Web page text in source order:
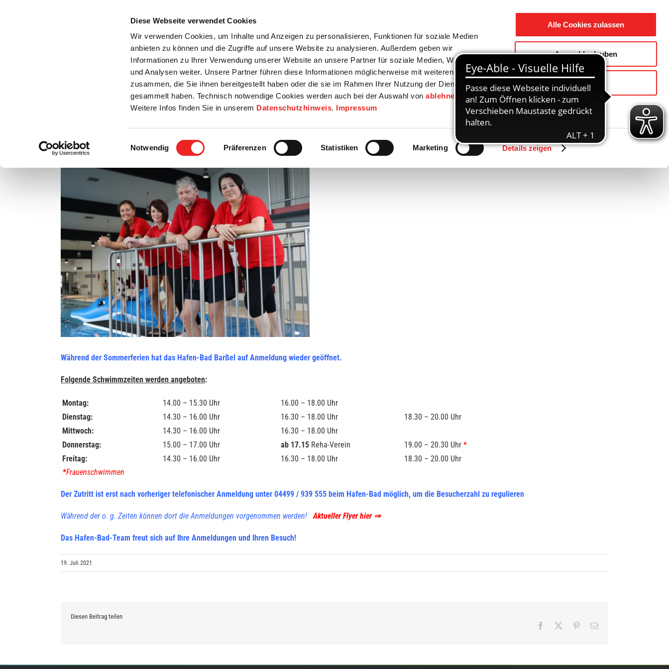
Diese Webseite verwendet Cookies
Wir verwenden Cookies, um Inhalte und Anzeigen zu personalisieren, Funktionen für soziale Medien
anbieten zu können und die Zugriffe auf unsere Website zu analysieren. Außerdem geben wir
Informationen zu Ihrer Verwendung unserer Website an unsere Partner für soziale Medien, Werbung
und Analysen weiter. Unsere Partner führen diese Informationen möglicherweise mit weiteren Daten
zusammen, die Sie ihnen bereitgestellt haben oder die sie im Rahmen Ihrer Nutzung der Dienste
gesammelt haben. Technisch notwendige Cookies werden auch bei der Auswahl vonablehnen
gesetzt.
Weitere Infos finden Sie in unserem Datenschutzhinweis. Impressum
Einwilligungsauswahl
Notwendig Präferenzen Statistiken Marketing Details zeigen
Alle Cookies zulassen
Auswahl erlauben
Ablehnen
Startseite
Bürgerservice Rats- / Bürgerinfo Wirtschaft / Wohnen Bildung / Soziales Touristik / Freizeit Gemeinde / Geschichte
Zurück
Öffnungszeiten des Hafen-Bades während der diesjährigen Sommerferien
grösseres
Während der Sommerferien hat das Hafen-Bad Barßel auf Anmeldung wieder geöffnet.
Folgende Schwimmzeiten werden angeboten:
Montag: 14.00 – 15.30 Uhr
16.00 – 18.00 Uhr
Dienstag:
14.30 – 16.00 Uhr 16.30 – 18.00 Uhr
18.30 – 20.00 Uhr
Mittwoch:
14.30 – 16.00 Uhr
16.30 – 18.00 Uhr
Donnerstag:
15.00 – 17.00 Uhr ab 17.15 Reha-Verein 19.00 – 20.30 Uhr *
Freitag:
14.30 – 16.00 Uhr 16.30 – 18.00 Uhr
18.30 – 20.00 Uhr
*Frauenschwimmen
Der Zutritt ist erst nach vorheriger telefonischer Anmeldung unter 04499 / 939 555 beim Hafen-Bad möglich, um die Besucherzahl zu regulieren
Während der o. g. Zeiten können dort die Anmeldungen vorgenommen werden!Aktueller Flyer hier ⇒
Das Hafen-Bad-Team freut sich auf Ihre Anmeldungen und Ihren Besuch!
19. Juli 2021
Diesen Beitrag teilen
Facebook Pinterest
E-